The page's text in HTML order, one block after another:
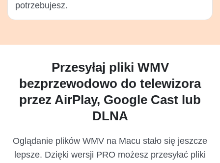
potrzebujesz.
Przesyłaj pliki WMV
bezprzewodowo do telewizora
przez AirPlay, Google Cast lub
DLNA
Oglądanie plików WMV na Macu stało się jeszcze
lepsze. Dzięki wersji PRO możesz przesyłać pliki